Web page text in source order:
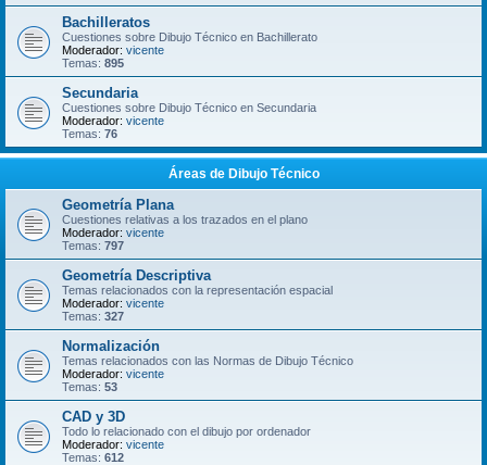
Bachilleratos
Cuestiones sobre Dibujo Técnico en Bachillerato
Moderador: vicente
Temas: 895
Secundaria
Cuestiones sobre Dibujo Técnico en Secundaria
Moderador: vicente
Temas: 76
Áreas de Dibujo Técnico
Geometría Plana
Cuestiones relativas a los trazados en el plano
Moderador: vicente
Temas: 797
Geometría Descriptiva
Temas relacionados con la representación espacial
Moderador: vicente
Temas: 327
Normalización
Temas relacionados con las Normas de Dibujo Técnico
Moderador: vicente
Temas: 53
CAD y 3D
Todo lo relacionado con el dibujo por ordenador
Moderador: vicente
Temas: 612